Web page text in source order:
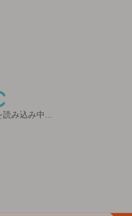
読み込み中...